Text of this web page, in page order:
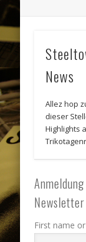
News
Allez hop
dieser
Highlights
Anmeldung
Newsletter
First name